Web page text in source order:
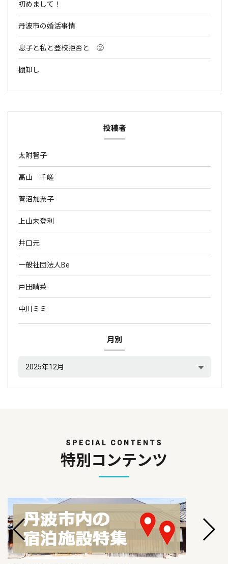
初めまして！
丹波市の婚活事情
息子と私と登校拒否と ②
棚卸し
投稿者
太附智子
髙山 千嵯
菅沼加奈子
上山未登利
井口元
一般社団法人Be
戸田晴菜
中川ミミ
月別
SPECIAL CONTENTS
特別コンテンツ